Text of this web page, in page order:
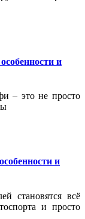
и
– это не просто
и
становятся всё
и просто